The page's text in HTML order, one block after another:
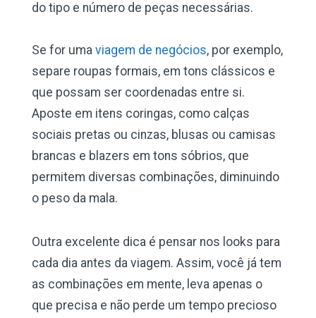
do tipo e número de peças necessárias.
Se for uma viagem de negócios, por exemplo,
separe roupas formais, em tons clássicos e
que possam ser coordenadas entre si.
Aposte em itens coringas, como calças
sociais pretas ou cinzas, blusas ou camisas
brancas e blazers em tons sóbrios, que
permitem diversas combinações, diminuindo
o peso da mala.
Outra excelente dica é pensar nos looks para
cada dia antes da viagem. Assim, você já tem
as combinações em mente, leva apenas o
que precisa e não perde um tempo precioso